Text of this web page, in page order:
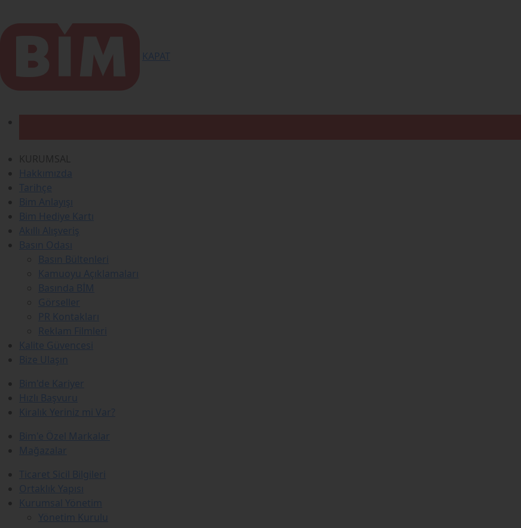
KAPAT
Hakkımızda
Tarihçe
Bim Anlayışı
Bim Hediye Kartı
Akıllı Alışveriş
Basın Odası
Basın Bültenleri
Kamuoyu Açıklamaları
Basında BİM
Görseller
PR Kontakları
Reklam Filmleri
Kalite Güvencesi
Bize Ulaşın
Bim'de Kariyer
Hızlı Başvuru
Kiralık Yeriniz mi Var?
Bim'e Özel Markalar
Mağazalar
Ticaret Sicil Bilgileri
Ortaklık Yapısı
Kurumsal Yönetim
Yönetim Kurulu